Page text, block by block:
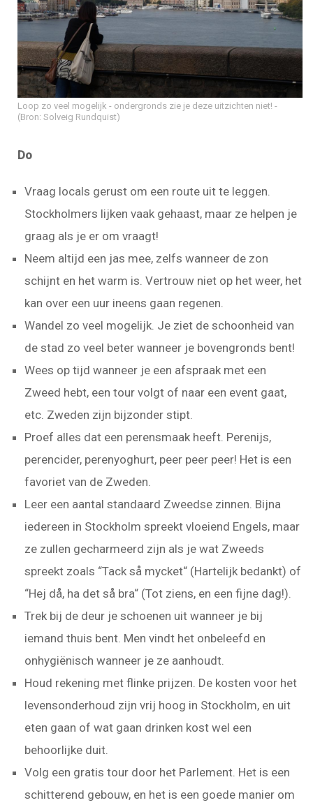
Loop zo veel mogelijk - ondergronds zie je deze uitzichten niet!
(Bron: Solveig Rundquist)
Do
Vraag locals gerust om een route uit te leggen.
Stockholmers lijken vaak gehaast, maar ze helpen je
graag als je er om vraagt!
Neem altijd een jas mee, zelfs wanneer de zon
schijnt en het warm is. Vertrouw niet op het weer, het
kan over een uur ineens gaan regenen.
Wandel zo veel mogelijk. Je ziet de schoonheid van
de stad zo veel beter wanneer je bovengronds bent!
Wees op tijd wanneer je een afspraak met een
Zweed hebt, een tour volgt of naar een event gaat,
etc. Zweden zijn bijzonder stipt.
Proef alles dat een perensmaak heeft. Perenijs,
perencider, perenyoghurt, peer peer peer! Het is een
favoriet van de Zweden.
Leer een aantal standaard Zweedse zinnen. Bijna
iedereen in Stockholm spreekt vloeiend Engels, maar
ze zullen gecharmeerd zijn als je wat Zweeds
spreekt zoals “Tack så mycket“ (Hartelijk bedankt) of
“Hej då, ha det så bra“ (Tot ziens, en een fijne dag!).
Trek bij de deur je schoenen uit wanneer je bij
iemand thuis bent. Men vindt het onbeleefd en
onhygiënisch wanneer je ze aanhoudt.
Houd rekening met flinke prijzen. De kosten voor het
levensonderhoud zijn vrij hoog in Stockholm, en uit
eten gaan of wat gaan drinken kost wel een
behoorlijke duit.
Volg een gratis tour door het Parlement. Het is een
schitterend gebouw, en het is een goede manier om